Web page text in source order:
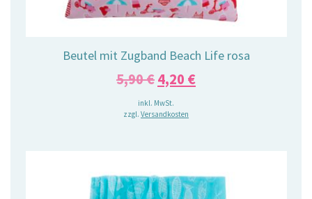
Beutel mit Zugband Beach Life rosa
5,90€Ursprünglicher
Preis
war:
4,20 €Aktueller
inkl. MwSt.
zzgl. Versandkosten